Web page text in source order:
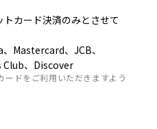
カード決済のみとさせて
Mastercard、JCB、
、Discover
ドをご利用いただきますよう